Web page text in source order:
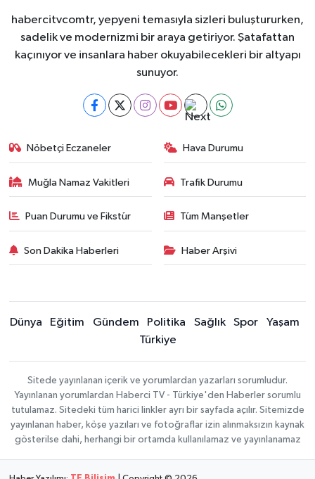
habercitvcomtr, yepyeni temasıyla sizleri buluştururken,
sadelik ve modernizmi bir araya getiriyor. Şatafattan
kaçınıyor ve insanlara haber okuyabilecekleri bir altyapı
sunuyor.
Nöbetçi Eczaneler Hava Durumu
Muğla Namaz Vakitleri Trafik Durumu
Puan Durumu ve Fikstür Tüm Manşetler
Son Dakika Haberleri Haber Arşivi
Dünya Eğitim Gündem Politika Sağlık Spor
Yaşam
Türkiye
Sitede yayınlanan içerik ve yorumlardan yazarları sorumludur.
Yayınlanan yorumlardan Haberci TV - Türkiye'den Haberler sorumlu
tutulamaz. Sitedeki tüm harici linkler ayrı bir sayfada açılır. Sitemizde
yayınlanan haber, köşe yazıları ve fotoğraflar izin alınmaksızın kaynak
gösterilse dahi, herhangi bir ortamda kullanılamaz ve yayınlanamaz